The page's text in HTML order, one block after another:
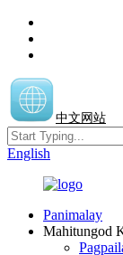
中文网站
English
Panimalay
Mahitungod